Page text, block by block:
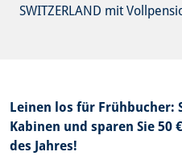
SWITZERLAND mit
Leinen los für Frühbucher:
Kabinen und sparen Sie 50
des Jahres!